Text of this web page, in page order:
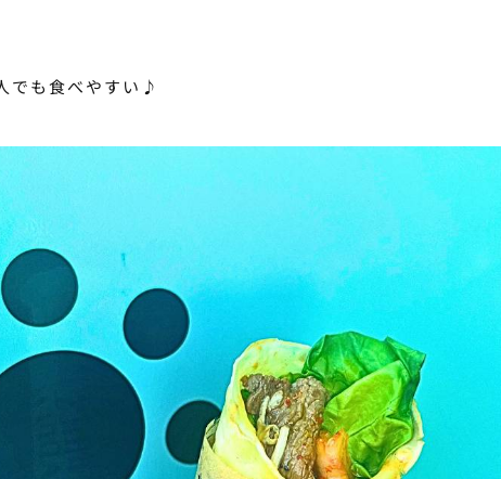
でも食べやすい♪